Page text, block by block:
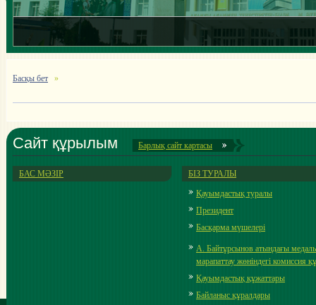
Басқы бет
Сайт құрылым Барлық cайт картасы
БАС МӘЗІР
БІЗ ТУРАЛЫ
Қауымдастық туралы
Президент
Басқарма мүшелері
А. Байтұрсынов атындағы
марапаттау жөніндегі комиссия
Қауымдастық құжаттары
Байланыс құралдары